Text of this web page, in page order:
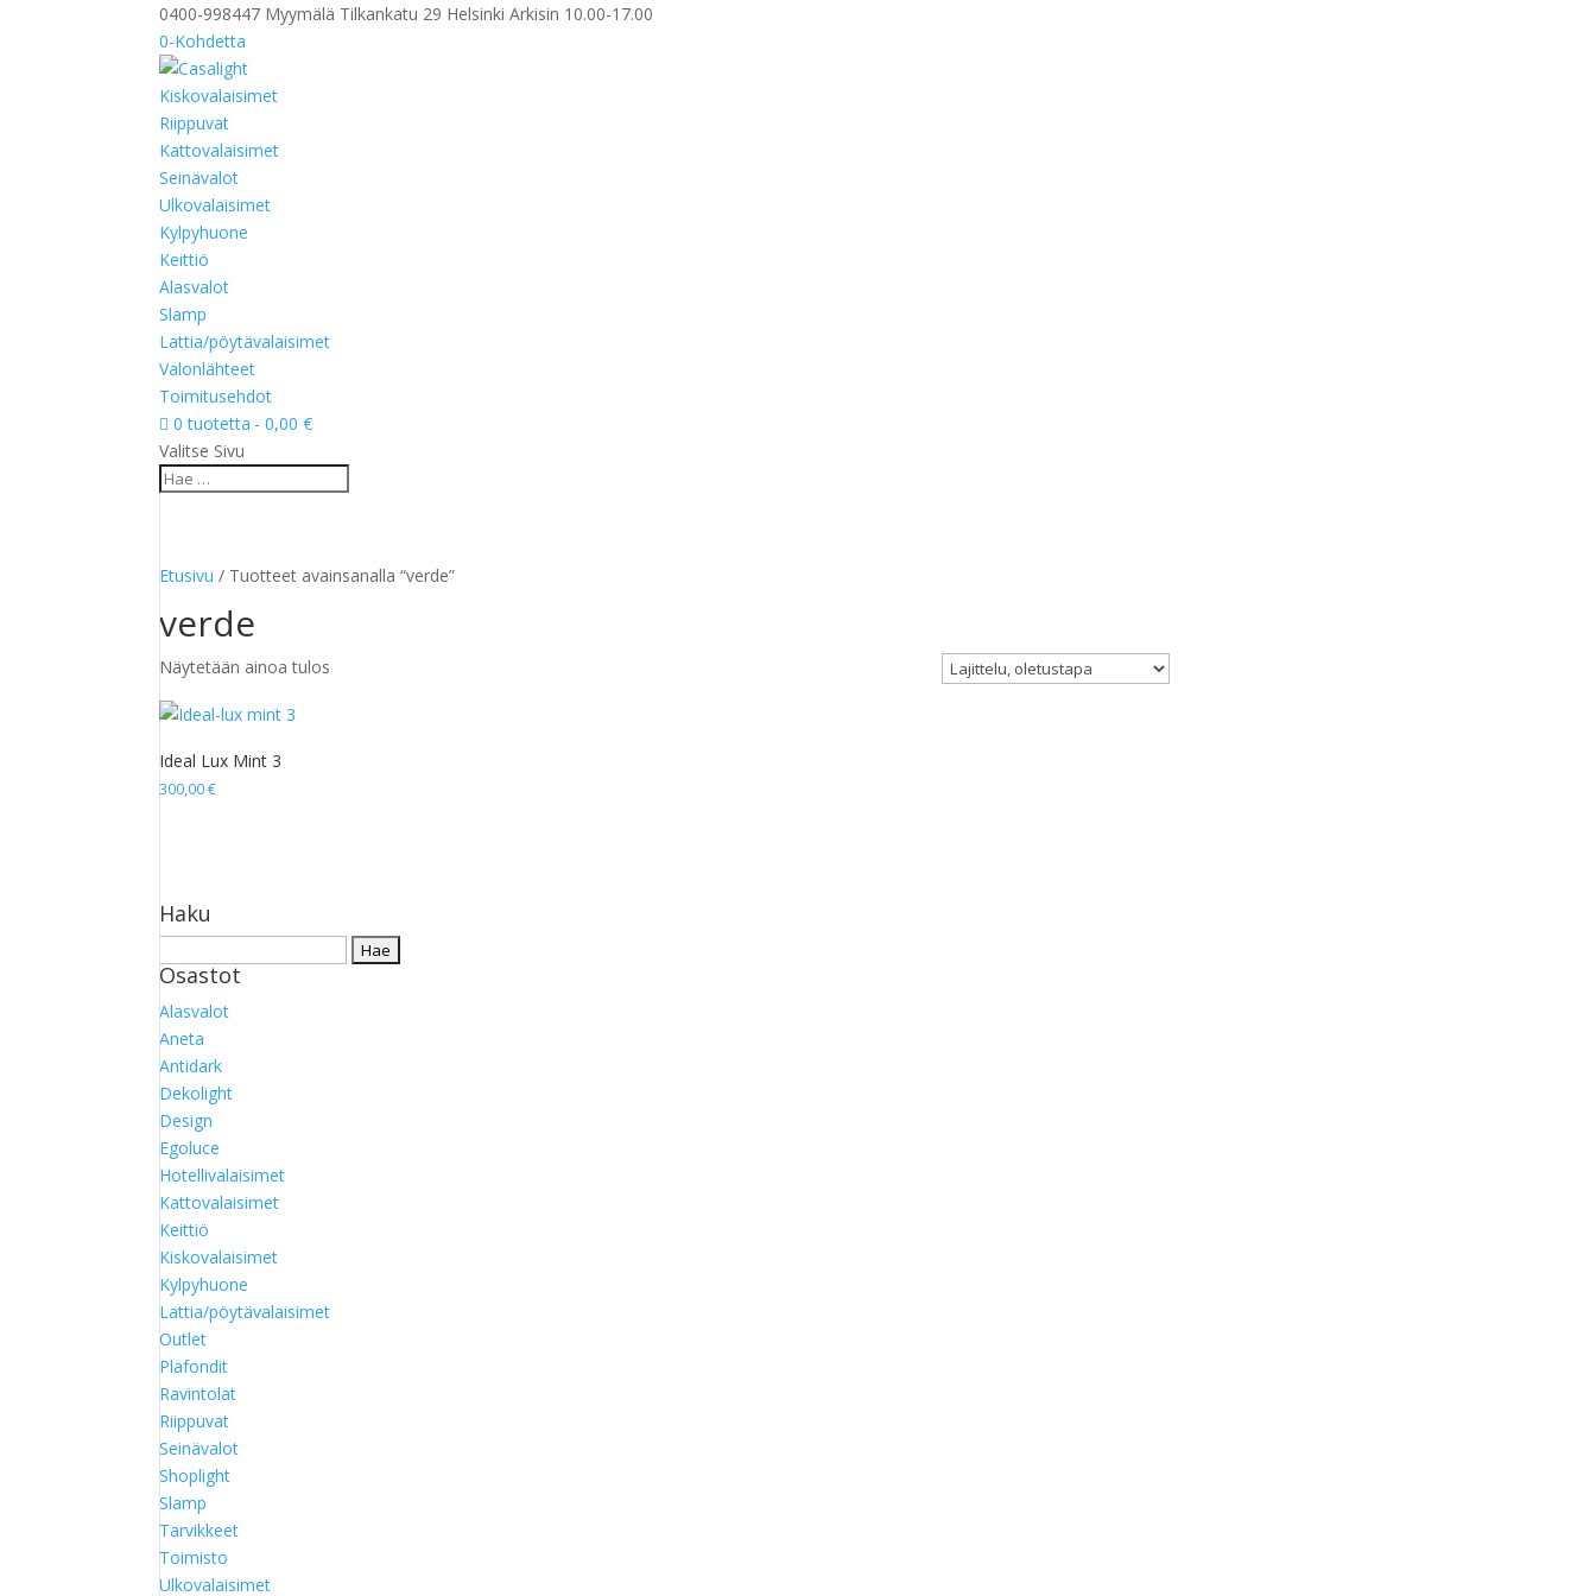
0400-998447 Myymälä Tilkankatu 29 Helsinki Arkisin 10.00-17.00
0-Kohdetta
Kiskovalaisimet
Riippuvat
Kattovalaisimet
Seinävalot
Ulkovalaisimet
Kylpyhuone
Keittiö
Alasvalot
Slamp
Lattia/pöytävalaisimet
Valonlähteet
Toimitusehdot
0 tuotetta
0,00 €
Valitse Sivu
Etusivu / Tuotteet avainsanalla “verde”
verde
Näytetään ainoa tulos
Ideal Lux Mint 3
300,00€
Haku
Osastot
Alasvalot
Aneta
Antidark
Dekolight
Design
Egoluce
Hotellivalaisimet
Kattovalaisimet
Keittiö
Kiskovalaisimet
Kylpyhuone
Lattia/pöytävalaisimet
Outlet
Plafondit
Ravintolat
Riippuvat
Seinävalot
Shoplight
Slamp
Tarvikkeet
Toimisto
Ulkovalaisimet